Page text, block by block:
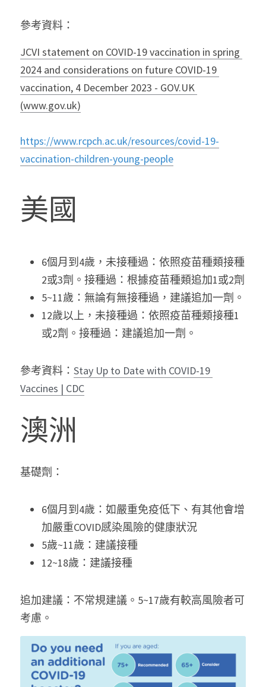
參考資料：
JCVI statement on COVID-19 vaccination in spring
2024 and considerations on future COVID-19
vaccination, 4 December 2023 - GOV.UK
(www.gov.uk)
https://www.rcpch.ac.uk/resources/covid-19-
vaccination-children-young-people
美國
6個月到4歲，未接種過：依照疫苗種類接種
2或3劑。接種過：根據疫苗種類追加1或2劑
5~11歲：無論有無接種過，建議追加一劑。
12歲以上，未接種過：依照疫苗種類接種1
或2劑。接種過：建議追加一劑。
參考資料： Stay Up to Date with COVID-19
Vaccines | CDC
澳洲
基礎劑：
6個月到4歲：如嚴重免疫低下、有其他會增
加嚴重COVID感染風險的健康狀況
5歲~11歲：建議接種
12~18歲：建議接種
追加建議：不常規建議。5~17歲有較高風險者可
考慮。